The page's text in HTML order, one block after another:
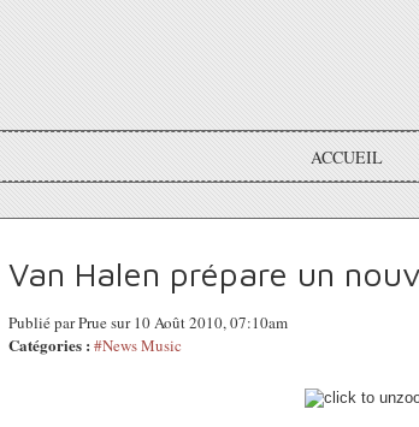
ACCUEIL
Van Halen prépare un
Publié par Prue sur 10 Août 2010, 07:10am
Catégories : #News Music